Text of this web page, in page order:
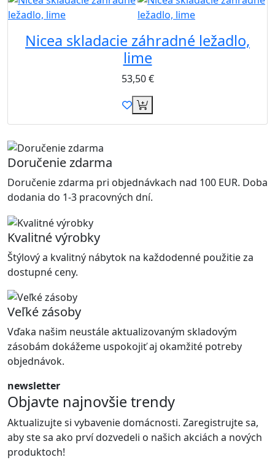
Nicea skladacie záhradné ležadlo,
lime
53,50€
Doručenie zdarma
Doručenie zdarma pri objednávkach nad 100 EUR. Doba
dodania do 1-3 pracovných dní.
Kvalitné výrobky
Štýlový a kvalitný nábytok na každodenné použitie za
dostupné ceny.
Veľké zásoby
Vďaka našim neustále aktualizovaným skladovým
zásobám dokážeme uspokojiť aj okamžité potreby
objednávok.
newsletter
Objavte najnovšie trendy
Aktualizujte si vybavenie domácnosti. Zaregistrujte sa,
aby ste sa ako prví dozvedeli o našich akciách a nových
produktoch!